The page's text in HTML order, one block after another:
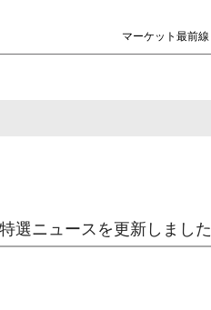
マーケット最前線
選ニュースを更新しました